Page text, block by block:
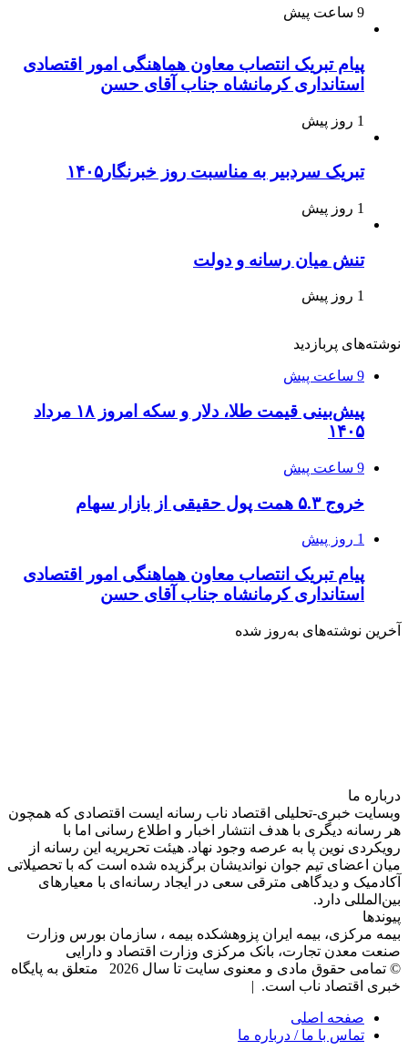
9 ساعت پیش
پیام تبریک انتصاب معاون هماهنگی امور اقتصادی
استانداری کرمانشاه جناب آقای حسن
1 روز پیش
تبریک سردبیر به مناسبت روز خبرنگار۱۴۰۵
1 روز پیش
تنش میان رسانه و دولت
1 روز پیش
نوشته‌های پربازدید
9 ساعت پیش
پیش‌بینی قیمت طلا، دلار و سکه امروز ۱۸ مرداد
۱۴۰۵
9 ساعت پیش
خروج ۵.۳ همت پول حقیقی از بازار سهام
1 روز پیش
پیام تبریک انتصاب معاون هماهنگی امور اقتصادی
استانداری کرمانشاه جناب آقای حسن
آخرین نوشته‌های‌ به‌روز شده
درباره‌ ما
وبسایت خبری-تحلیلی اقتصاد ناب رسانه‌ ایست اقتصادی که همچون
هر رسانه دیگری با هدف انتشار اخبار و اطلاع رسانی اما با
رویکردی نوین پا به عرصه وجود نهاد. هیئت تحریریه این رسانه از
میان اعضای تیم جوان نواندیشان برگزیده شده است که با تحصیلاتی
آکادمیک و دیدگاهی‌ مترقی سعی در ایجاد رسانه‌ای با معیار‌های
بین‌المللی دارد.
پیوندها
بیمه مرکزی، بیمه ایران پزوهشکده بیمه ، سازمان بورس وزارت
صنعت معدن تجارت، بانک مرکزی وزارت اقتصاد و دارایی
© تمامی حقوق مادی و معنوی سایت تا سال 2026 متعلق به پایگاه
خبری اقتصاد ناب است. |
صفحه اصلی
تماس با ما / درباره ما